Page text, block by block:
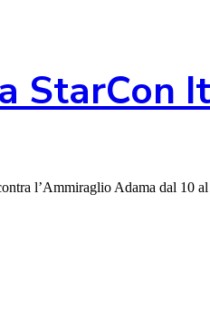
StarCon
l’Ammiraglio Adama dal 10